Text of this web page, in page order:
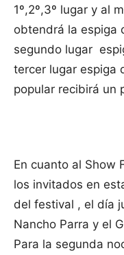
1º,2º,3º lugar y al
obtendrá la espiga
segundo lugar
tercer lugar espiga
popular recibirá un
En cuanto al Show
los invitados en
del festival , el día
Nancho Parra y el
Para la segunda